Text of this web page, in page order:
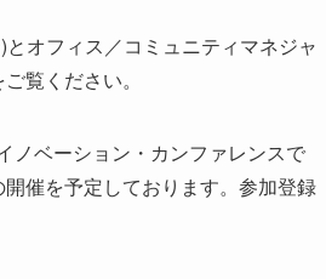
オフィス／コミュニティマネジャ
ご覧ください。
ノベーション・カンファレンスで
催を予定しております。参加登録